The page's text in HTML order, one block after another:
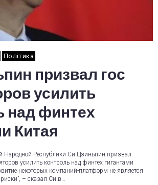
Політика
призвал гос
усилить
над финтех
Китая
Народной Республики Си Цзиньпин призвал
усилить контроль над финтех гигантами
некоторых компаний-платформ не является
– сказал Си в…